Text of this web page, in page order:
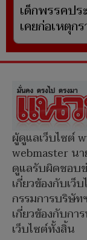
เด็กพรรคปร
เคยก่อเหตุก
ผู้ดูแลเว็บไซต์
webmaster น
ดูแลรับผิดชอบ
เกี่ยวข้องกับเว็
กรรมการบริษัท
เกี่ยวข้องกับกา
เว็บไซต์ทั้งสิ้น